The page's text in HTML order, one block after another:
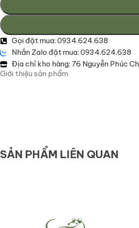
Gọi đặt mua: 0934.624.638
Nhắn Zalo đặt mua: 0934.624.638
Địa chỉ kho hàng: 76 Nguyễn Phúc
Giới thiệu sản phẩm
SẢN PHẨM LIÊN QUAN